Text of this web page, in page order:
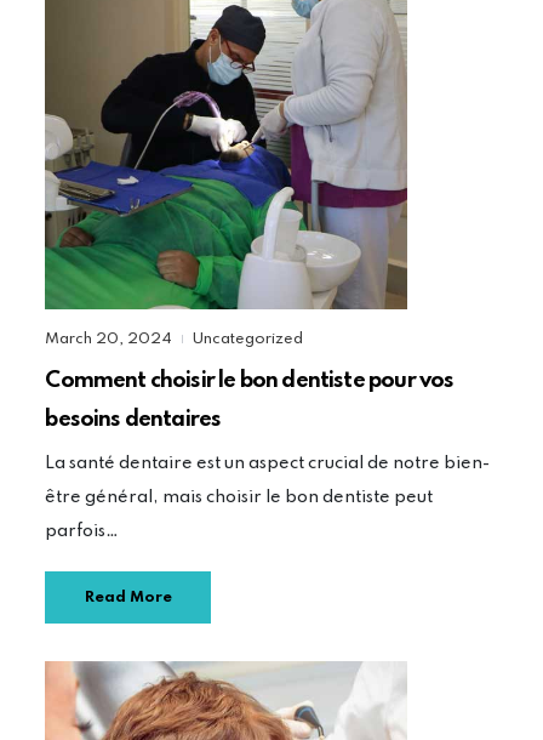
March 20, 2024 Uncategorized
Comment choisir le bon dentiste pour vos
besoins dentaires
La santé dentaire est un aspect crucial de notre bien-
être général, mais choisir le bon dentiste peut
parfois…
Read More